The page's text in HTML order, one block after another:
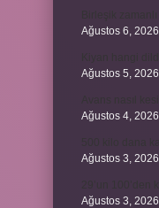
Ağustos 6, 2026
Ağustos 5, 2026
Ağustos 4, 2026
Ağustos 3, 2026
Ağustos 3, 2026